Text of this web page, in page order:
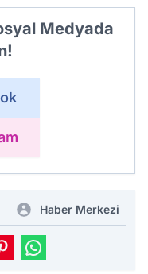
Medyada
Haber Merkezi